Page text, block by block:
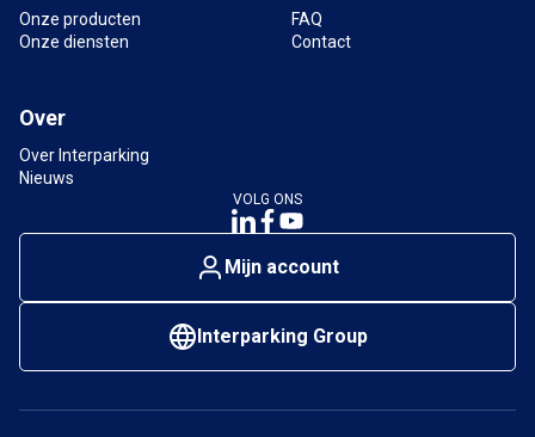
Onze producten
Onze diensten
FAQ
Contact
Over
Over Interparking
Nieuws
VOLG ONS
Mijn account
Interparking Group